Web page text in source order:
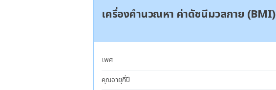
เครื่องคำนวณหา ค่าดัชนีมวลกาย (BMI)
เพศ
คุณอายุกี่ปี